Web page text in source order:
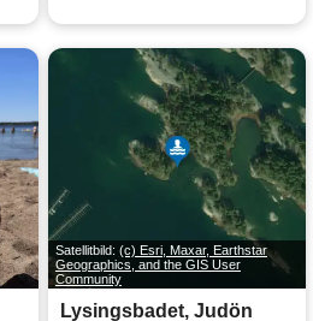
Satellitbild: (c) Esri, Maxar, Earthstar
Geographics, and the GIS User
Community
Lysingsbadet, Judön